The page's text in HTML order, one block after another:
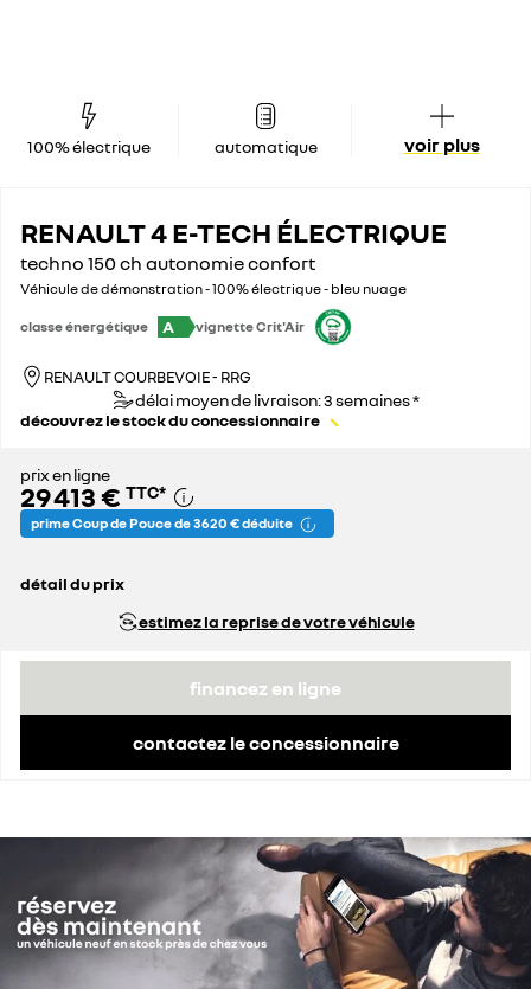
100% électrique automatique voir plus
RENAULT 4 E-TECH ÉLECTRIQUE
techno 150 ch autonomie confort
Véhicule de démonstration - 100% électrique - bleu nuage
classe énergétique A vignette Crit'Air
RENAULT COURBEVOIE - RRG
délai moyen de livraison: 3 semaines *
découvrez le stock du concessionnaire
prix en ligne
29 413 € TTC*
prime Coup de Pouce de 3 620 € déduite
détail du prix
remise concessionnaire déduiteestimez la reprise de votre véhicule
financez en ligne
contactez le concessionnaire